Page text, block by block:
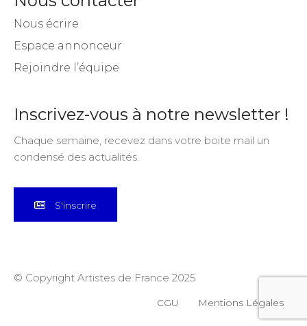
Nous écrire
Espace annonceur
Rejoindre l’équipe
Inscrivez-vous à notre newsletter !
Chaque semaine, recevez dans votre boite mail un
condensé des actualités.
S'inscrire
© Copyright Artistes de France 2025
CGU Mentions Légales